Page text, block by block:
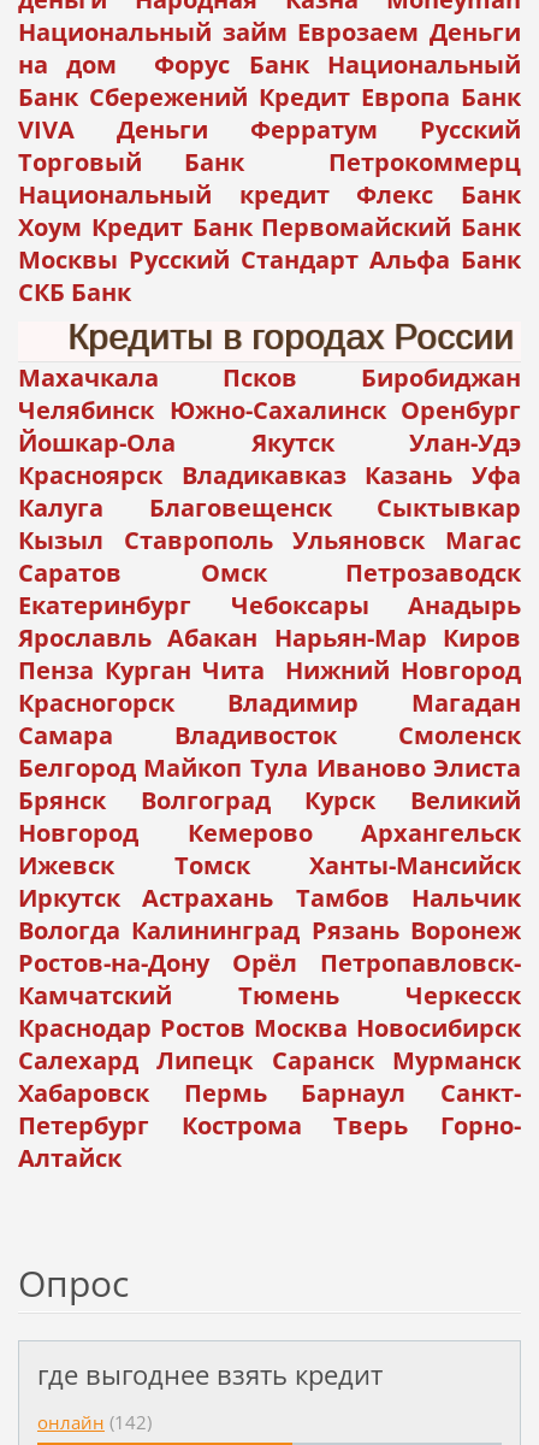
Национальный займ Еврозаем Деньги
на дом Форус Банк Национальный
Банк Сбережений Кредит Европа Банк
VIVA Деньги Ферратум Русский
Торговый Банк Петрокоммерц
Национальный кредит Флекс Банк
Хоум Кредит Банк Первомайский Банк
Москвы Русский Стандарт Альфа Банк
СКБ Банк
Кредиты в городах России
Махачкала Псков Биробиджан
Челябинск Южно-Сахалинск Оренбург
Йошкар-Ола Якутск Улан-Удэ
Красноярск Владикавказ Казань Уфа
Калуга Благовещенск Сыктывкар
Кызыл Ставрополь Ульяновск Магас
Саратов Омск Петрозаводск
Екатеринбург Чебоксары Анадырь
Ярославль Абакан Нарьян-Мар Киров
Пенза Курган Чита Нижний Новгород
Красногорск Владимир Магадан
Самара Владивосток Смоленск
Белгород Майкоп Тула Иваново Элиста
Брянск Волгоград Курск Великий
Новгород Кемерово Архангельск
Ижевск Томск Ханты-Мансийск
Иркутск Астрахань Тамбов Нальчик
Вологда Калининград Рязань Воронеж
Ростов-на-Дону Орёл Петропавловск-
Камчатский Тюмень Черкесск
Краснодар Ростов Москва Новосибирск
Салехард Липецк Саранск Мурманск
Хабаровск Пермь Барнаул Санкт-
Петербург Кострома Тверь Горно-
Алтайск
Опрос
где выгоднее взять кредит
онлайн (142)